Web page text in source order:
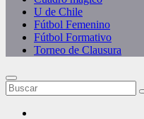
U de Chile
Fútbol Femenino
Fútbol Formativo
Torneo de Clausura